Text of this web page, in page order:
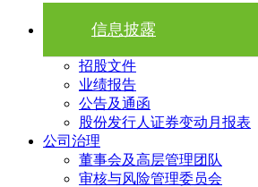
信息披露
招股文件
业绩报告
公告及通函
股份发行人证券变动月报表
公司治理
董事会及高层管理团队
审核与风险管理委员会